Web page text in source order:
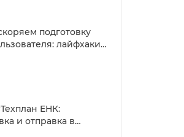
подготовку
лайфхаки
ЕНК:
и отправка